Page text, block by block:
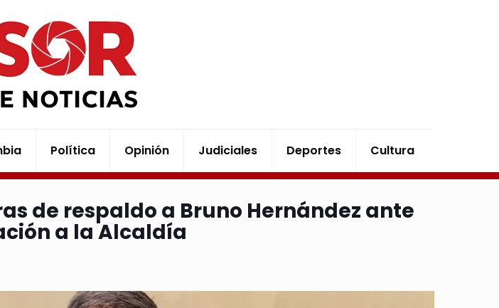
Política Opinión Judiciales Deportes Cultura
de respaldo a Bruno Hernández ante
a la Alcaldía